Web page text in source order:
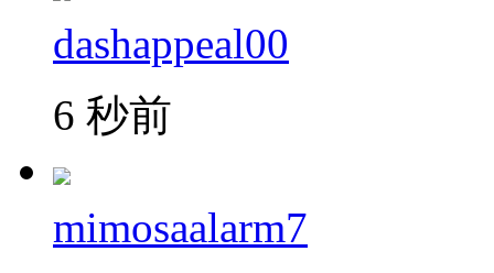
dashappeal00
6 秒前
mimosaalarm7